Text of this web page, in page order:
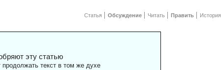
Статья Обсуждение Читать Править История
эту статью
текст в том же духе